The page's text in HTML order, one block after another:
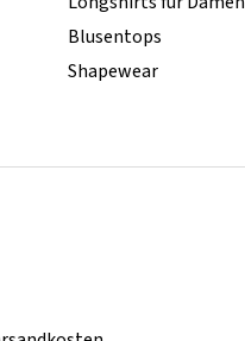
Blusentops
Shapewear